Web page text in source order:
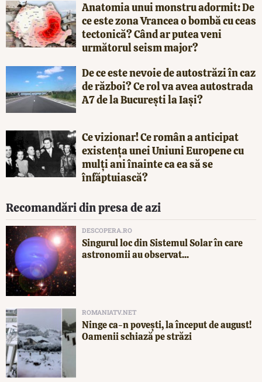
Anatomia unui monstru adormit: De
ce este zona Vrancea o bombă cu ceas
tectonică? Când ar putea veni
următorul seism major?
De ce este nevoie de autostrăzi în caz
de război? Ce rol va avea autostrada
A7 de la București la Iași?
Ce vizionar! Ce român a anticipat
existența unei Uniuni Europene cu
mulți ani înainte ca ea să se
înfăptuiască?
Recomandări din presa de azi
DESCOPERA.RO
Singurul loc din Sistemul Solar în care
astronomii au observat...
ROMANIATV.NET
Ninge ca-n povești, la început de august!
Oamenii schiază pe străzi